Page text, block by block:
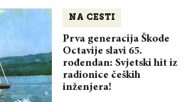
NA CESTI
Prva generacija Škode
Octavije slavi 65.
rođendan: Svjetski hit iz
radionice čeških
inženjera!